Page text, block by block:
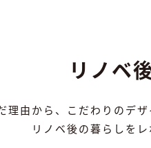
リノベ
理由から、こだわりのデ
リノベ後の暮らしを